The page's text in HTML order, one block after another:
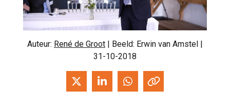
Auteur: René de Groot | Beeld: Erwin van Amstel |
31-10-2018